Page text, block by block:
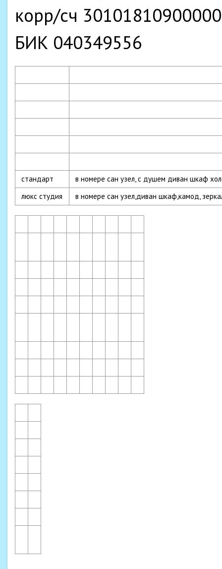
корр/сч
БИК 040349556
стандарт
в номере сан узел, с душем диван шкаф
люкс студия
в номере сан узел,диван шкаф,камод,